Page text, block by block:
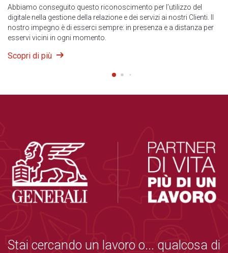
Abbiamo conseguito questo riconoscimento per l’utilizzo del
digitale nella gestione della relazione e dei servizi ai nostri Clienti. Il
nostro impegno è di esserci sempre: in presenza e a distanza per
esservi vicini in ogni momento.
Scopri di più
Stai cercando un lavoro o... qualcosa di